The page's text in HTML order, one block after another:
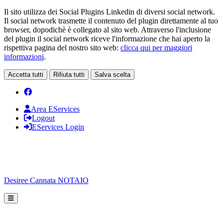
Il sito utilizza dei Social Plugins Linkedin di diversi social network.
Il social network trasmette il contenuto del plugin direttamente al tuo
browser, dopodichè è collegato al sito web. Attraverso l'inclusione
del plugin il social network riceve l'informazione che hai aperto la
rispettiva pagina del nostro sito web: clicca qui per maggiori
informazioni.
Accetta tutti Rifiuta tutti Salva scelta
Area EServices
Logout
EServices Login
Desiree Cannata NOTAIO